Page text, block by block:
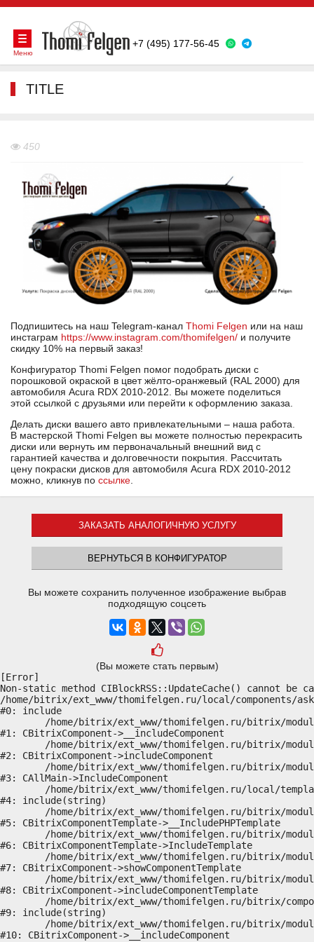
+7 (495) 177-56-45
Меню
TITLE
450
Подпишитесь на наш Telegram-канал Thomi Felgen или на наш
инстаграм https://www.instagram.com/thomifelgen/ и получите
скидку 10% на первый заказ!
Конфигуратор Thomi Felgen помог подобрать диски с
порошковой окраской в цвет жёлто-оранжевый (RAL 2000) для
автомобиля Acura RDX 2010-2012. Вы можете поделиться
этой ссылкой с друзьями или перейти к оформлению заказа.
Делать диски вашего авто привлекательными – наша работа.
В мастерской Thomi Felgen вы можете полностью перекрасить
диски или вернуть им первоначальный внешний вид с
гарантией качества и долговечности покрытия. Рассчитать
цену покраски дисков для автомобиля Acura RDX 2010-2012
можно, кликнув по ссылке.
ЗАКАЗАТЬ АНАЛОГИЧНУЮ УСЛУГУ
ВЕРНУТЬСЯ В КОНФИГУРАТОР
Вы можете сохранить полученное изображение выбрав
подходящую соцсеть
(Вы можете стать первым)
[Error]
Non-static method CIBlockRSS::UpdateCache() cannot
/home/bitrix/ext_www/thomifelgen.ru/local/components/
#0: include
#1: CBitrixComponent->__includeComponent
#2: CBitrixComponent->includeComponent
#3: CAllMain->IncludeComponent
#4: include(string)
#5: CBitrixComponentTemplate->__IncludePHPTemplate
#6: CBitrixComponentTemplate->IncludeTemplate
#7: CBitrixComponent->showComponentTemplate
#8: CBitrixComponent->includeComponentTemplate
#9: include(string)
#10: CBitrixComponent->__includeComponent